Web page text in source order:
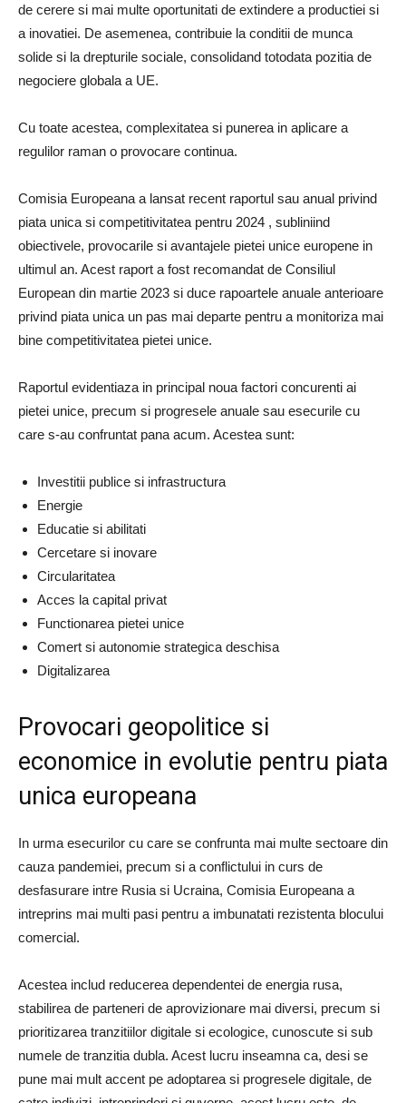
de cerere si mai multe oportunitati de extindere a productiei si
a inovatiei. De asemenea, contribuie la conditii de munca
solide si la drepturile sociale, consolidand totodata pozitia de
negociere globala a UE.
Cu toate acestea, complexitatea si punerea in aplicare a
regulilor raman o provocare continua.
Comisia Europeana a lansat recent raportul sau anual privind
piata unica si competitivitatea pentru 2024 , subliniind
obiectivele, provocarile si avantajele pietei unice europene in
ultimul an. Acest raport a fost recomandat de Consiliul
European din martie 2023 si duce rapoartele anuale anterioare
privind piata unica un pas mai departe pentru a monitoriza mai
bine competitivitatea pietei unice.
Raportul evidentiaza in principal noua factori concurenti ai
pietei unice, precum si progresele anuale sau esecurile cu
care s-au confruntat pana acum. Acestea sunt:
Investitii publice si infrastructura
Energie
Educatie si abilitati
Cercetare si inovare
Circularitatea
Acces la capital privat
Functionarea pietei unice
Comert si autonomie strategica deschisa
Digitalizarea
Provocari geopolitice si
economice in evolutie pentru piata
unica europeana
In urma esecurilor cu care se confrunta mai multe sectoare din
cauza pandemiei, precum si a conflictului in curs de
desfasurare intre Rusia si Ucraina, Comisia Europeana a
intreprins mai multi pasi pentru a imbunatati rezistenta blocului
comercial.
Acestea includ reducerea dependentei de energia rusa,
stabilirea de parteneri de aprovizionare mai diversi, precum si
prioritizarea tranzitiilor digitale si ecologice, cunoscute si sub
numele de tranzitia dubla. Acest lucru inseamna ca, desi se
pune mai mult accent pe adoptarea si progresele digitale, de